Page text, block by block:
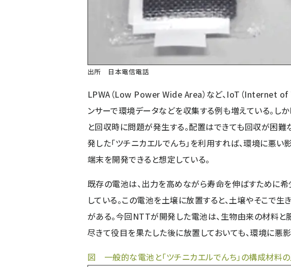
出所 日本電信電話
LPWA（Low Power Wide Area）など、IoT（Internet
ンサーで環境データなどを収集する例も増えている。し
と回収時に問題が発生する。配置はできても回収が困
発した「ツチニカエルでんち」を利用すれば、環境に悪い
端末を開発できると想定している。
既存の電池は、出力を高めながら寿命を伸ばすために
している。この電池を土壌に放置すると、土壌やそこで
がある。今回NTTが開発した電池は、生物由来の材料と
尽きて役目を果たした後に放置しておいても、環境に悪
図 一般的な電池と「ツチニカエルでんち」の構成材料